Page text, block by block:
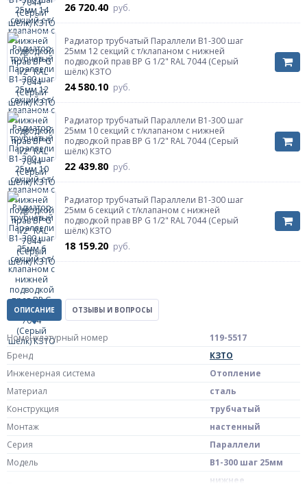
26 720.40 руб.
Радиатор трубчатый Параллели В1-300 шаг
25мм 12 секций с т/клапаном с нижней
подводкой прав ВР G 1/2" RAL 7044 (Серый
шёлк) КЗТО
24 580.10 руб.
Радиатор трубчатый Параллели В1-300 шаг
25мм 10 секций с т/клапаном с нижней
подводкой прав ВР G 1/2" RAL 7044 (Серый
шёлк) КЗТО
22 439.80 руб.
Радиатор трубчатый Параллели В1-300 шаг
25мм 6 секций с т/клапаном с нижней
подводкой прав ВР G 1/2" RAL 7044 (Серый
шёлк) КЗТО
18 159.20 руб.
ОПИСАНИЕ ОТЗЫВЫ И ВОПРОСЫ
Номенклатурный номер
119-5517
Бренд
КЗТО
Инженерная система
Отопление
Материал
сталь
Конструкция
трубчатый
Монтаж
настенный
Серия
Параллели
Модель
В1-300 шаг 25мм
нижнее